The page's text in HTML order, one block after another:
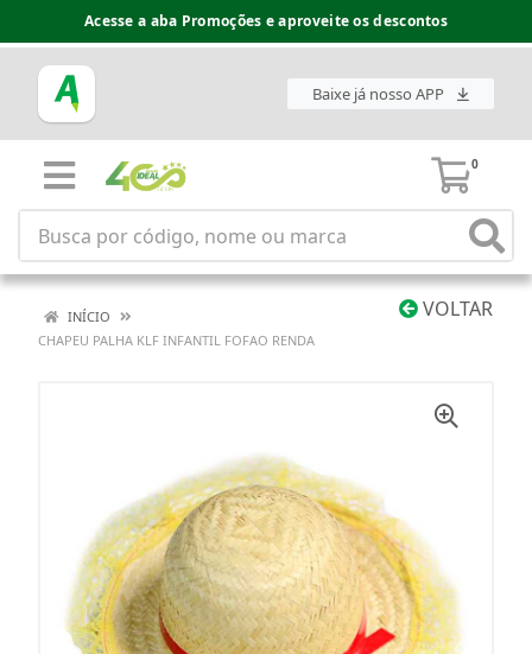
Acesse a aba Promoções e aproveite os descontos
Baixe já nosso APP
0
VOLTAR
INÍCIO
CHAPEU PALHA KLF INFANTIL FOFAO RENDA